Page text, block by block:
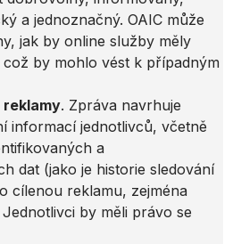
a jednoznačný. OAIC může
jak by online služby měly
což by mohlo vést k případným
reklamy. Zpráva navrhuje
informací jednotlivců, včetně
a
dat (jako je historie sledování
cílenou reklamu, zejména
by měli právo se